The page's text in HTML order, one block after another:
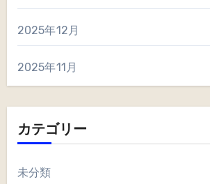
2025年12月
2025年11月
カテゴリー
未分類